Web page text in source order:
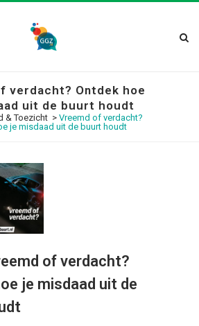
verdacht? Ontdek hoe
uit de buurt houdt
& Toezicht > Vreemd of verdacht?
je misdaad uit de buurt houdt
of verdacht?
je misdaad uit de